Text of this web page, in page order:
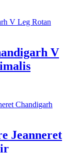
V
Jeanneret